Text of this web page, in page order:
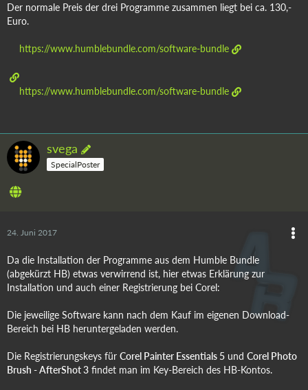
Der normale Preis der drei Programme zusammen liegt bei ca. 130,-
Euro.
https://www.humblebundle.com/software-bundle
https://www.humblebundle.com/software-bundle
svega
SpecialPoster
24. Juni 2017
Da die Installation der Programme aus dem Humble Bundle
(abgekürzt HB) etwas verwirrend ist, hier etwas Erklärung zur
Installation und auch einer Registrierung bei Corel:
Die jeweilige Software kann nach dem Kauf im eigenen Download-
Bereich bei HB heruntergeladen werden.
Die Registrierungskeys für Corel Painter Essentials 5 und Corel Photo
Brush - AfterShot 3 findet man im Key-Bereich des HB-Kontos.